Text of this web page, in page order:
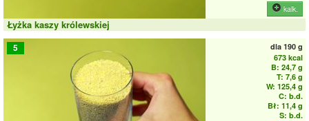
kalk.
Łyżka kaszy królewskiej
5 dla 190 g
673 kcal
B: 24,7 g
T: 7,6 g
W: 125,4 g
C: b.d.
Bł: 11,4 g
S: b.d.